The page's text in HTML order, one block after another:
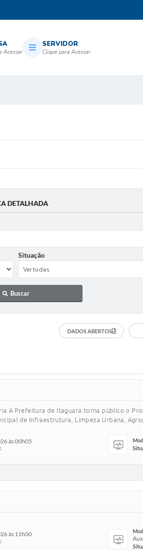
SERVIDOR
DETALHADA
Situação
Buscar
DADOS ABERTOS
A Prefeitura de Itaguara torna público o
de Infraestrutura, Limpeza Urbana,
às 00h05
às 11h00